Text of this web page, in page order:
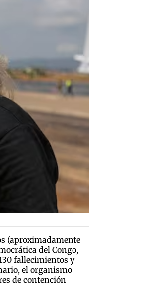
(aproximadamente
del Congo,
fallecimientos y
el organismo
de contención